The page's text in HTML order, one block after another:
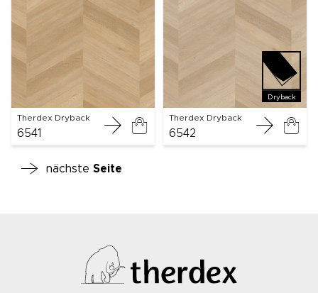
Therdex Dryback
6541
Dryback
Therdex Dryback
6542
nächsteSeite